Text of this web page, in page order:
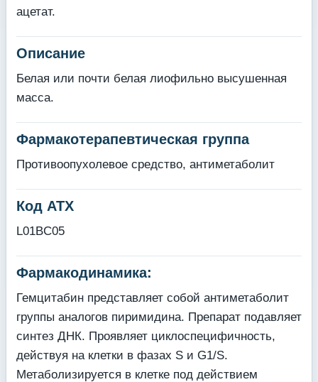
ацетат.
Описание
Белая или почти белая лиофильно высушенная
масса.
Фармакотерапевтическая группа
Противоопухолевое средство, антиметаболит
Код АТХ
L01BC05
Фармакодинамика:
Гемцитабин представляет собой антиметаболит
группы аналогов пиримидина. Препарат подавляет
синтез ДНК. Проявляет циклоспецифичность,
действуя на клетки в фазах S и G1/S.
Метаболизируется в клетке под действием